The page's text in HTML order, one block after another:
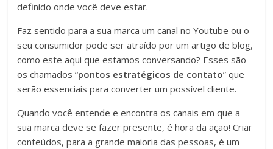
definido onde você deve estar.
Faz sentido para a sua marca um canal no Youtube ou o
seu consumidor pode ser atraído por um artigo de blog,
como este aqui que estamos conversando? Esses são
os chamados “pontos estratégicos de contato” que
serão essenciais para converter um possível cliente.
Quando você entende e encontra os canais em que a
sua marca deve se fazer presente, é hora da ação! Criar
conteúdos, para a grande maioria das pessoas, é um